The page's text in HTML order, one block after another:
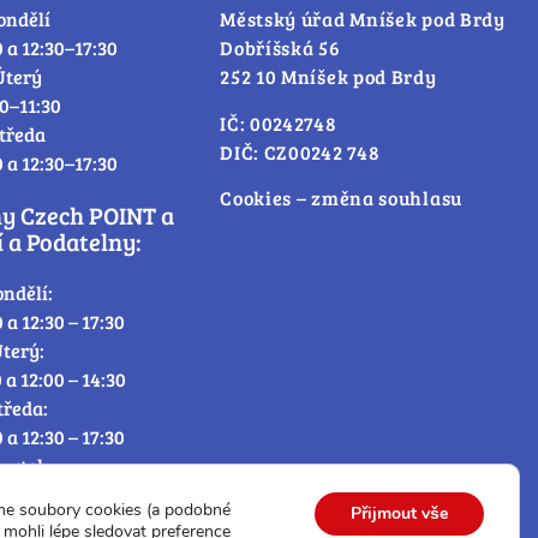
a 12:30–17:30
a 12:30–17:30
Czech POINT a
Podatelny:
a 12:30 – 17:30
a 12:00 – 14:30
a 12:30 – 17:30
Městský úřad Mníšek pod Brdy
Dobříšská 56
252 10 Mníšek pod Brdy
IČ: 00242748
DIČ: CZ00242 748
Cookies – změna souhlasu
soubory cookies (a podobné
lépe sledovat preference
Přijmout vše